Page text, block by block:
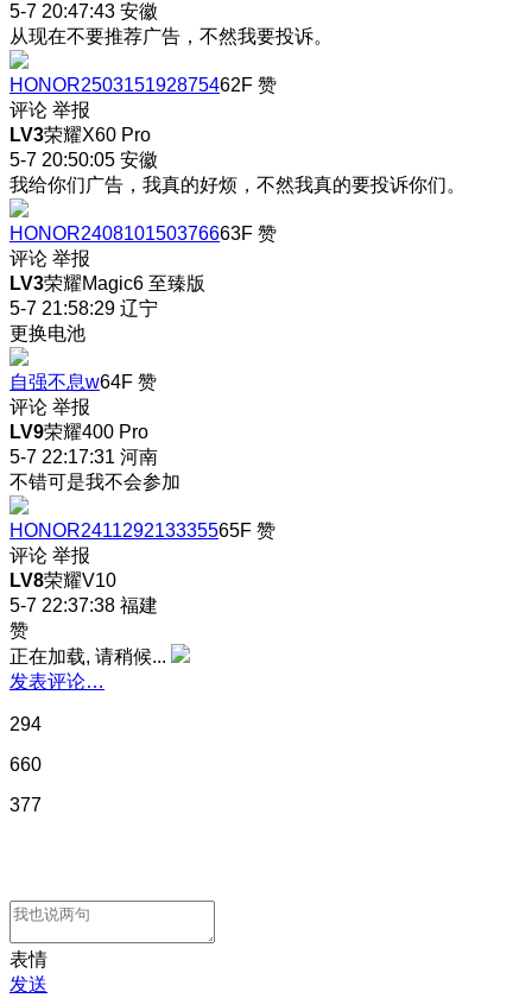
5-7 20:47:43 安徽
从现在不要推荐广告，不然我要投诉。
HONOR250315192875462F 赞
评论 举报
LV3荣耀X60 Pro
5-7 20:50:05 安徽
我给你们广告，我真的好烦，不然我真的要投诉你们。
HONOR240810150376663F 赞
评论 举报
LV3荣耀Magic6 至臻版
5-7 21:58:29 辽宁
更换电池
自强不息w64F 赞
评论 举报
LV9荣耀400 Pro
5-7 22:17:31 河南
不错可是我不会参加
HONOR241129213335565F 赞
评论 举报
LV8荣耀V10
5-7 22:37:38 福建
赞
正在加载, 请稍候...
发表评论…
294
660
377
表情
发送